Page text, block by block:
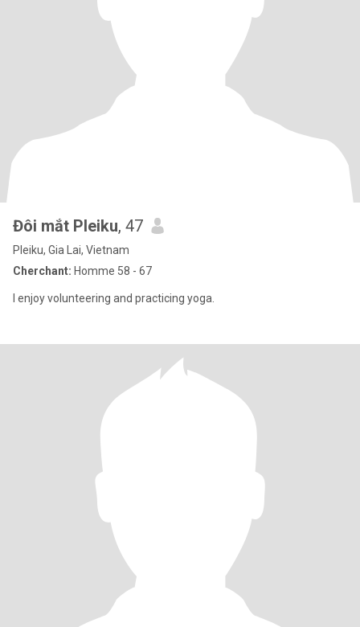
Đôi mắt Pleiku, 47
Pleiku, Gia Lai, Vietnam
Cherchant: Homme 58 - 67
I enjoy volunteering and practicing yoga.